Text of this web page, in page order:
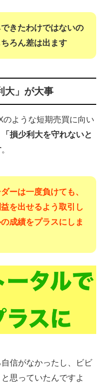
きたわけではないの
ろん差は出ます
大」が大事
ような短期売買に向い
「損少利大を守れないと
。
ーは一度負けても、
を出せるよう取引し
成績をプラスにしま
信がなかったし、ビビ
思っていたんですよ